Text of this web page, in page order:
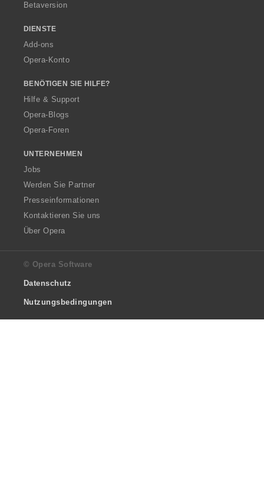
Betaversion
DIENSTE
Add-ons
Opera-Konto
BENÖTIGEN SIE HILFE?
Hilfe & Support
Opera-Blogs
Opera-Foren
UNTERNEHMEN
Jobs
Werden Sie Partner
Presseinformationen
Kontaktieren Sie uns
Über Opera
© Opera Software
Datenschutz
Nutzungsbedingungen